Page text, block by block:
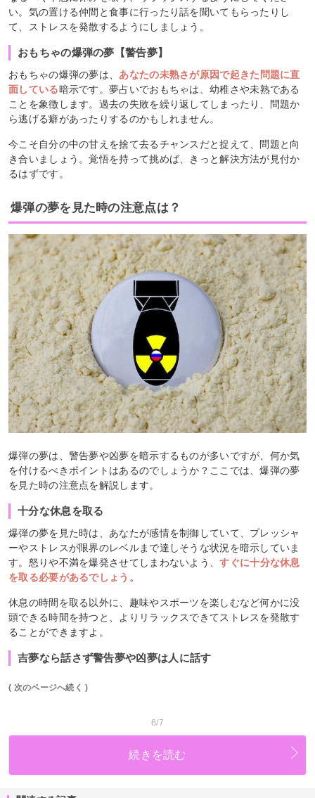
い。気の置ける仲間と食事に行ったり話を聞いてもらったりし
て、ストレスを発散するようにしましょう。
おもちゃの爆弾の夢【警告夢】
おもちゃの爆弾の夢は、あなたの未熟さが原因で起きた問題に直
面している暗示です。夢占いでおもちゃは、幼稚さや未熟である
ことを象徴します。過去の失敗を繰り返してしまったり、問題か
ら逃げる癖があったりするのかもしれません。
今こそ自分の中の甘えを捨て去るチャンスだと捉えて、問題と向
き合いましょう。覚悟を持って挑めば、きっと解決方法が見付か
るはずです。
爆弾の夢を見た時の注意点は？
爆弾の夢は、警告夢や凶夢を暗示するものが多いですが、何か気
を付けるべきポイントはあるのでしょうか？ここでは、爆弾の夢
を見た時の注意点を解説します。
十分な休息を取る
爆弾の夢を見た時は、あなたが感情を制御していて、プレッシャ
ーやストレスが限界のレベルまで達しそうな状況を暗示していま
す。怒りや不満を爆発させてしまわないよう、すぐに十分な休息
を取る必要があるでしょう。
休息の時間を取る以外に、趣味やスポーツを楽しむなど何かに没
頭できる時間を持つと、よりリラックスできてストレスを発散す
ることができますよ。
吉夢なら話さず警告夢や凶夢は人に話す
( 次のページへ続く )
6/7
続きを読む